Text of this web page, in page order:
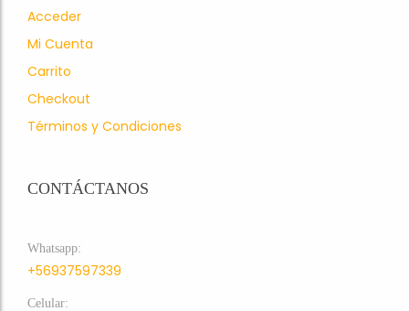
Acceder
Mi Cuenta
Carrito
Checkout
Términos y Condiciones
CONTÁCTANOS
Whatsapp:
+56937597339
Celular: